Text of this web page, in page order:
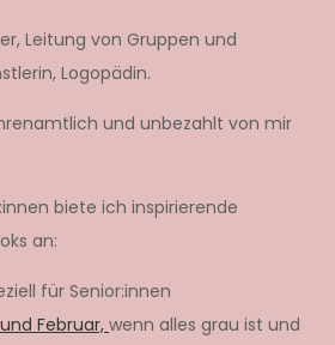
Leitung von Gruppen und
Logopädin.
und unbezahlt von mir
biete ich inspirierende
an:
für Senior:innen
Februar, wenn alles grau ist und